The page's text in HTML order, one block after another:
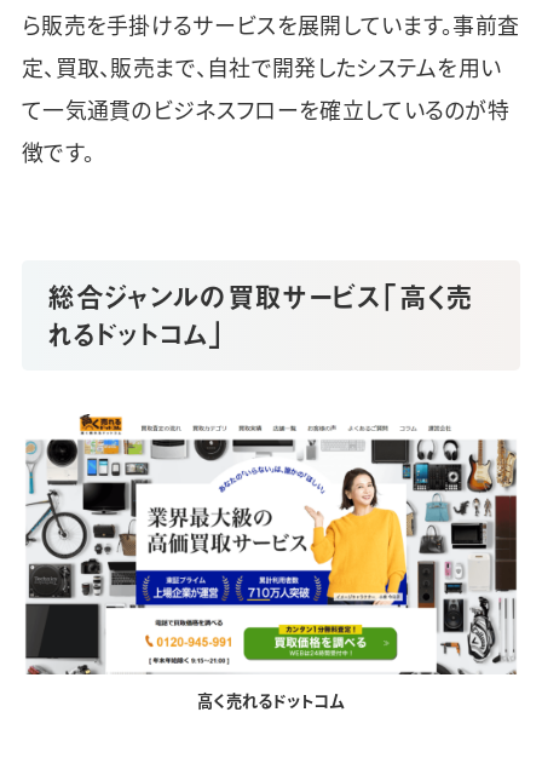
ら販売を手掛けるサービスを展開しています。事前査
定、買取、販売まで、自社で開発したシステムを用い
て一気通貫のビジネスフローを確立しているのが特
徴です。
総合ジャンルの買取サービス「高く売
れるドットコム」
高く売れるドットコム